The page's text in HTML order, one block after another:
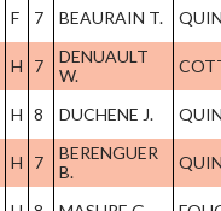
F 7 BEAURAIN T.
H 7
DENUAULT
W.
H 8 DUCHENE J.
H 7
BERENGUER
B.